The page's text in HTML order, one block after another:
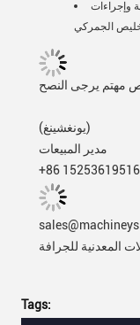
وإجراءات
مهتم يرجى النصح
(يونغشينغ)
مدير المبيعات
+86 15253619516
المعدنية للجرافة
Tags: